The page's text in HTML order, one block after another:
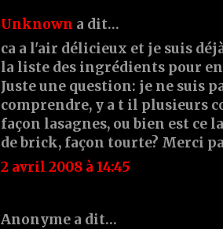
Unknown a dit…
ca a l'air délicieux et je suis
la liste des ingrédients pour
Juste une question: je ne suis
comprendre, y a t il plusieurs
façon lasagnes, ou bien est ce
de brick, façon tourte? Merci
2 avril 2008 à 14:45
Anonyme a dit…